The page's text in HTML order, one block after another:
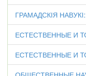
ГРАМАДСКІЯ
ЕСТЕСТВЕННЫЕ И
ЕСТЕСТВЕННЫЕ И